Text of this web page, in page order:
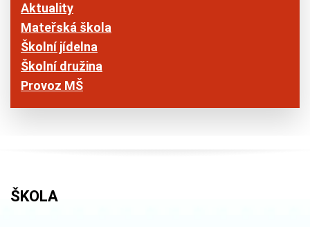
Aktuality
Mateřská škola
Školní jídelna
Školní družina
Provoz MŠ
ŠKOLA